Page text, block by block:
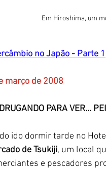
Em Hiroshima, um
no Japão - Parte 1
março de 2008
PARA VER...
ido dormir tarde no
de Tsukiji, um local
e pescadores